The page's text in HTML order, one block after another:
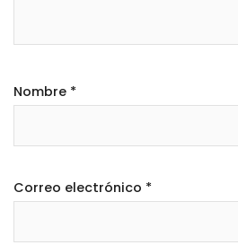
Nombre *
Correo electrónico *